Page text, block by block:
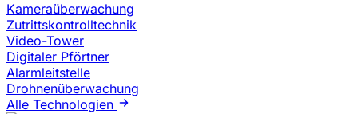
Kameraüberwachung
Zutrittskontrolltechnik
Video-Tower
Digitaler Pförtner
Alarmleitstelle
Drohnenüberwachung
Alle Technologien